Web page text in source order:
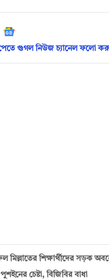
গুগল নিউজ চ্যানেল ফলো
মিল্লাতের শিক্ষার্থীদের সড়ক
চেষ্টা, বিজিবির বাধা